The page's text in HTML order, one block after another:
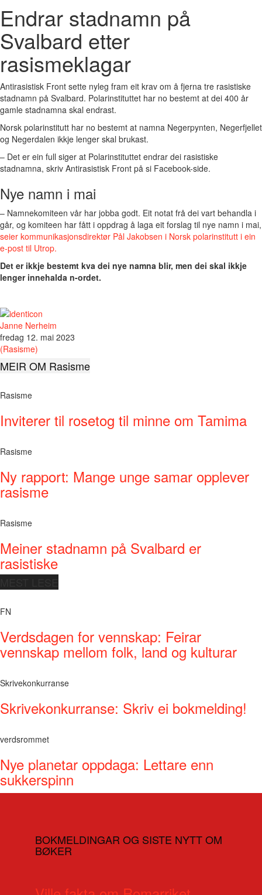
Endrar stadnamn på
Svalbard etter
rasismeklagar
Antirasistisk Front sette nyleg fram eit krav om å fjerna tre rasistiske
stadnamn på Svalbard. Polarinstituttet har no bestemt at dei 400 år
gamle stadnamna skal endrast.
Norsk polarinstitutt har no bestemt at namna Negerpynten, Negerfjellet
og Negerdalen ikkje lenger skal brukast.
– Det er ein full siger at Polarinstituttet endrar dei rasistiske
stadnamna, skriv Antirasistisk Front på si Facebook-side.
Nye namn i mai
– Namnekomiteen vår har jobba godt. Eit notat frå dei vart behandla i
går, og komiteen har fått i oppdrag å laga eit forslag til nye namn i mai,
seier kommunikasjonsdirektør Pål Jakobsen i Norsk polarinstitutt i ein
e-post til Utrop.
Det er ikkje bestemt kva dei nye namna blir, men dei skal ikkje
lenger innehalda n-ordet.
Janne Nerheim
fredag 12. mai 2023
(Rasisme)
MEIR OM Rasisme
Rasisme
Inviterer til rosetog til minne om Tamima
Rasisme
Ny rapport: Mange unge samar opplever
rasisme
Rasisme
Meiner stadnamn på Svalbard er
rasistiske
FN
Verdsdagen for vennskap: Feirar
vennskap mellom folk, land og kulturar
Skrivekonkurranse
Skrivekonkurranse: Skriv ei bokmelding!
verdsrommet
Nye planetar oppdaga: Lettare enn
sukkerspinn
BOKMELDINGAR OG SISTE NYTT OM
BØKER